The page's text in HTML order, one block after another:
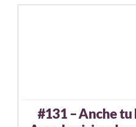
#131 – Anche tu